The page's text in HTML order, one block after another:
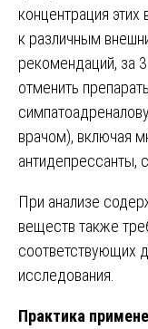
концентрация
к различным
рекомендаций, за
отменить
врачом), включая
антидепрессанты,
При анализе
веществ также
соответствующих
исследования.
Практика